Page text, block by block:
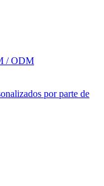
/ ODM
por parte de